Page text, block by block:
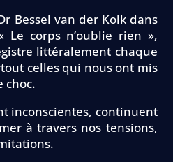
Bessel van der Kolk dans
Le corps n’oublie rien »,
littéralement chaque
celles qui nous ont mis
choc.
inconscientes, continuent
à travers nos tensions,